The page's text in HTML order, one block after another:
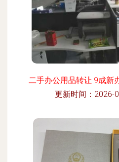
二手办公用品转让 9成新
更新时间：2026-